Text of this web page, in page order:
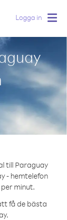
Logga in
till Paraguay
- hemtelefon
minut.
få de bästa